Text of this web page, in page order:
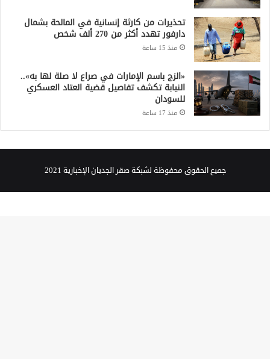
تحذيرات من كارثة إنسانية في المالحة بشمال
دارفور تهدد أكثر من 270 ألف شخص
منذ 15 ساعة
«الزج باسم الإمارات في صراع لا صلة لها به»..
النيابة تكشف تفاصيل قضية العتاد العسكري
للسودان
منذ 17 ساعة
جميع الحقوق محفوظة لشبكة صقر الجديان الإخبارية 2021